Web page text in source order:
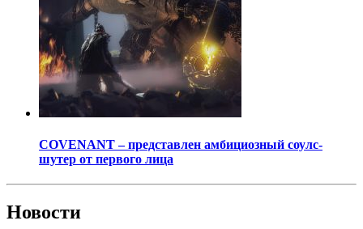
COVENANT – представлен амбициозный соулс-
шутер от первого лица
Новости